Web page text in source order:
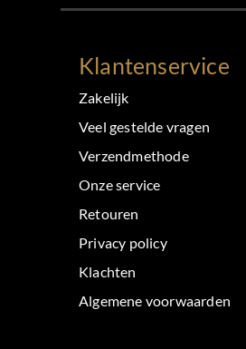
Klantenservice
Zakelijk
Veel gestelde vragen
Verzendmethode
Onze service
Retouren
Privacy policy
Klachten
Algemene voorwaarden